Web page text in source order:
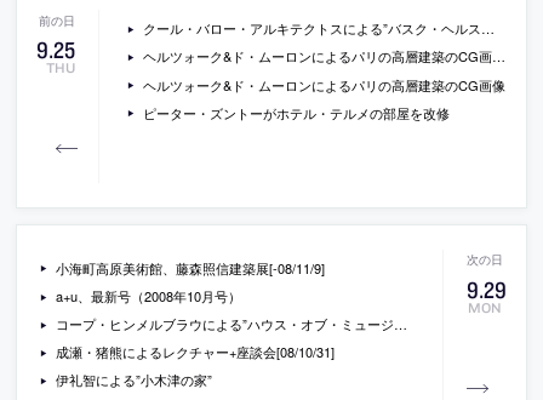
9.25
THU
クール・バロー・アルキテクトスによる”バスク・ヘルス・デバートメント本社ビル”
ヘルツォーク&ド・ムーロンによるパリの高層建築のCG画像２
ヘルツォーク&ド・ムーロンによるパリの高層建築のCG画像
ピーター・ズントーがホテル・テルメの部屋を改修
9.29
MON
小海町高原美術館、藤森照信建築展[-08/11/9]
a+u、最新号（2008年10月号）
コープ・ヒンメルブラウによる”ハウス・オブ・ミュージック”
成瀬・猪熊によるレクチャー+座談会[08/10/31]
伊礼智による”小木津の家”